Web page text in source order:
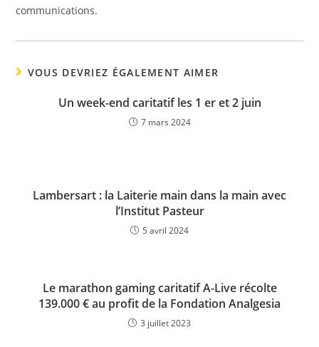
communications.
VOUS DEVRIEZ ÉGALEMENT AIMER
Un week-end caritatif les 1 er et 2 juin
7 mars 2024
Lambersart : la Laiterie main dans la main avec
l’Institut Pasteur
5 avril 2024
Le marathon gaming caritatif A-Live récolte
139.000 € au profit de la Fondation Analgesia
3 juillet 2023